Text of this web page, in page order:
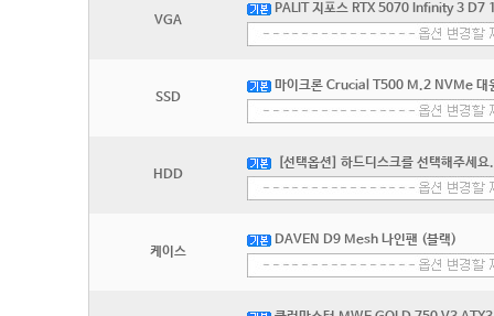
VGA
PALIT 지포스 RTX 5070 Infinity 3 D7
SSD
마이크론 Crucial T500 M.2 NVMe 대
HDD
[선택옵션] 하드디스크를 선택해주세요.
케이스
DAVEN D9 Mesh 나인팬 (블랙)